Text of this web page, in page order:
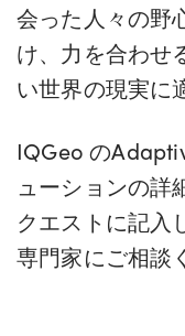
会った人々の野
け、力を合わせ
い世界の現実に
IQGeo の
ューションの詳
クエストに記入
専門家にご相談